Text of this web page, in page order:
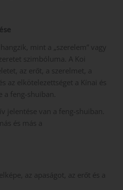
mint a „szerelem” vagy
szimbóluma. A Koi
az erőt, a szerelmet, a
az elkötelezettséget a Kínai és
a feng-shuiban.
jelentése van a feng-shuiban.
és más a
az apaságot, az erőt és a